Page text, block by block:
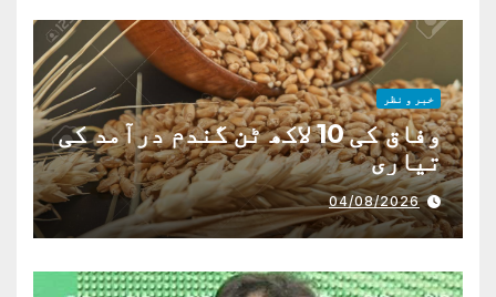
خبر و نظر
وفاق کی 10 لاکھ ٹن گندم درآمد کی
تیاری
04/08/2026